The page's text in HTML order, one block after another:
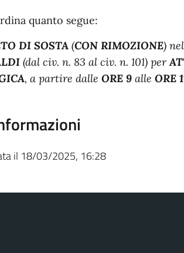
quanto segue:
DI SOSTA (CON RIMOZIONE)
(dal civ. n. 83 al civ. n. 101) per
, a partire dalle ORE 9 alle ORE
il 18/03/2025, 16:28